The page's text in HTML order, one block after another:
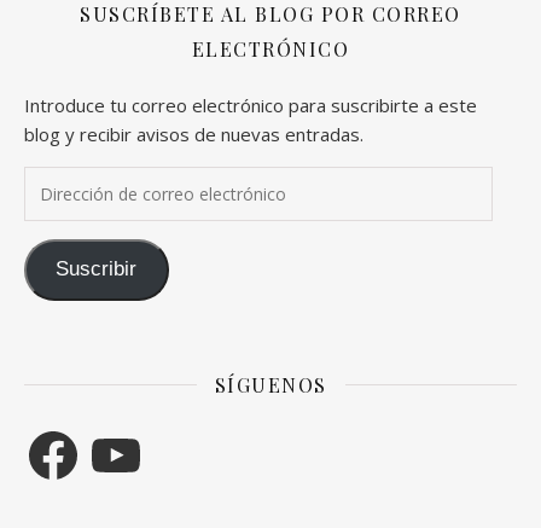
SUSCRÍBETE AL BLOG POR CORREO
ELECTRÓNICO
Introduce tu correo electrónico para suscribirte a este
blog y recibir avisos de nuevas entradas.
Suscribir
SÍGUENOS
Facebook